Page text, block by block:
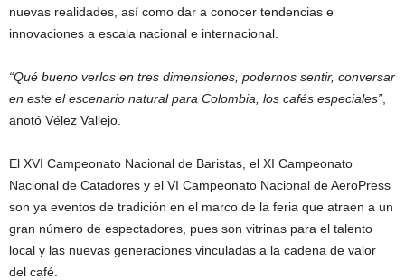
nuevas realidades, así como dar a conocer tendencias e
innovaciones a escala nacional e internacional.
“Qué bueno verlos en tres dimensiones, podernos sentir, conversar
en este el escenario natural para Colombia, los cafés especiales”
anotó Vélez Vallejo.
El XVI Campeonato Nacional de Baristas, el XI Campeonato
Nacional de Catadores y el VI Campeonato Nacional de AeroPress
son ya eventos de tradición en el marco de la feria que atraen a un
gran número de espectadores, pues son vitrinas para el talento
local y las nuevas generaciones vinculadas a la cadena de valor
del café.